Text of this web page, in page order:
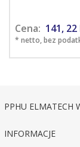
Cena: 141, 22
* netto, bez
PPHU ELMATECH
INFORMACJE